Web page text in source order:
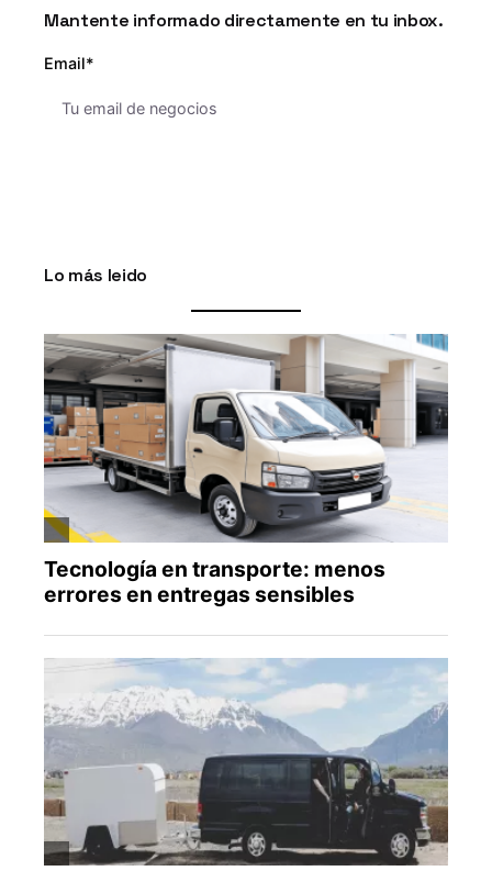
Mantente informado directamente en tu inbox.
Email*
Lo más leido